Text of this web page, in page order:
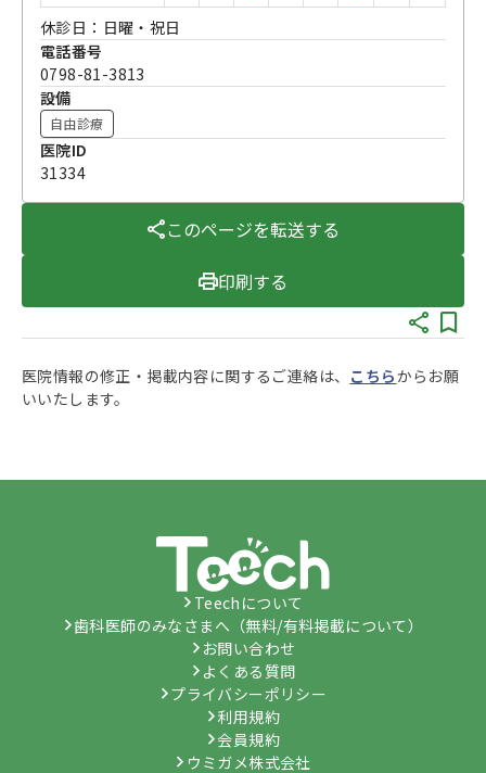
休診日：日曜・祝日
電話番号
0798-81-3813
設備
自由診療
医院ID
31334
このページを転送する
印刷する
医院情報の修正・掲載内容に関するご連絡は、 こちらからお願
いいたします。
Teechについて
歯科医師のみなさまへ（無料/有料掲載について）
お問い合わせ
よくある質問
プライバシーポリシー
利用規約
会員規約
ウミガメ株式会社